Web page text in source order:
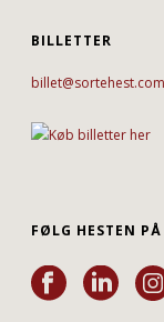
BILLETTER
billet@sortehest.com
FØLG HESTEN PÅ